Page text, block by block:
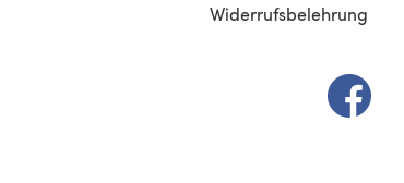
Widerrufsbelehrung
(öffnet